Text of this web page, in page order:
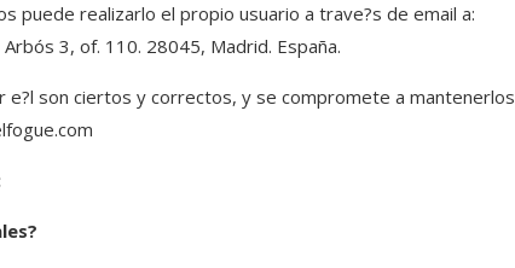
puede realizarlo el propio usuario a trave?s de email a:
3, of. 110. 28045, Madrid. España.
son ciertos y correctos, y se compromete a mantenerlos